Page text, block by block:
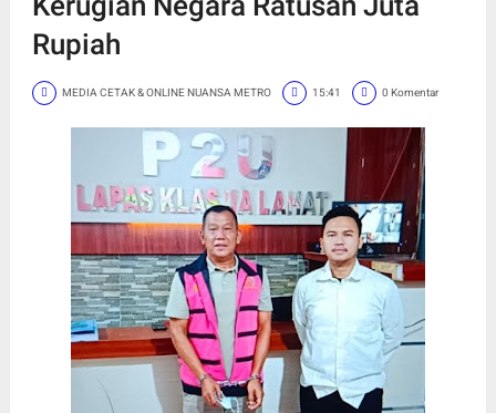
Rupiah
MEDIA CETAK & ONLINE NUANSA METRO 15:41 0 Komentar